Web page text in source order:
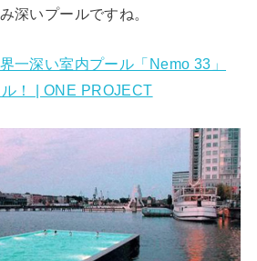
深いプールですね。
一深い室内プール「Nemo 33」
！ | ONE PROJECT